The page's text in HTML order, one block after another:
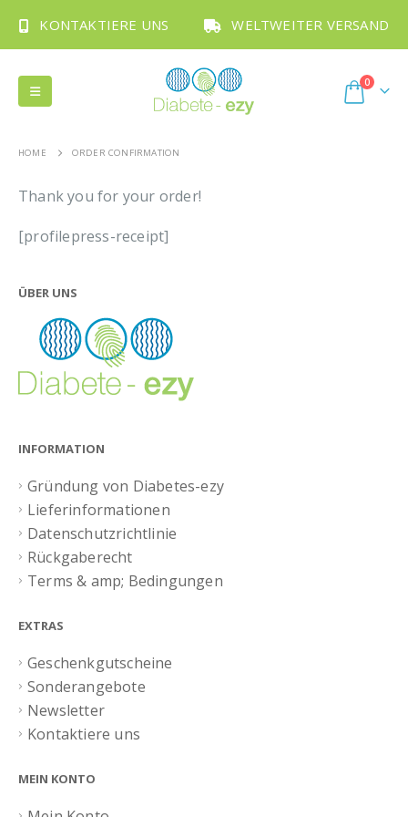
KONTAKTIERE UNS WELTWEITER VERSAND
0
HOME ORDER CONFIRMATION
Thank you for your order!
[profilepress-receipt]
ÜBER UNS
INFORMATION
Gründung von Diabetes-ezy
Lieferinformationen
Datenschutzrichtlinie
Rückgaberecht
Terms & amp; Bedingungen
EXTRAS
Geschenkgutscheine
Sonderangebote
Newsletter
Kontaktiere uns
MEIN KONTO